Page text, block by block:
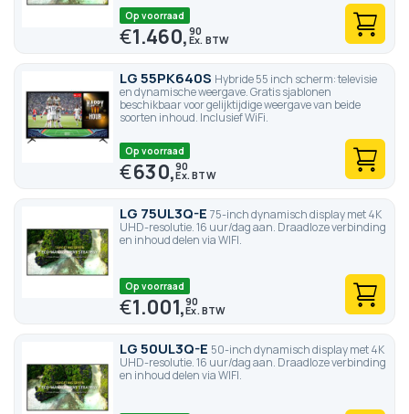
Op voorraad
€1.460,90
LG 55PK640S Hybride 55 inch scherm: televisie
en dynamische weergave. Gratis sjablonen
beschikbaar voor gelijktijdige weergave van beide
soorten inhoud. Inclusief WiFi.
Op voorraad
€630,90
LG 75UL3Q-E 75-inch dynamisch display met 4K
UHD-resolutie. 16 uur/dag aan. Draadloze verbinding
en inhoud delen via WIFI.
Op voorraad
€1.001,90
LG 50UL3Q-E 50-inch dynamisch display met 4K
UHD-resolutie. 16 uur/dag aan. Draadloze verbinding
en inhoud delen via WIFI.